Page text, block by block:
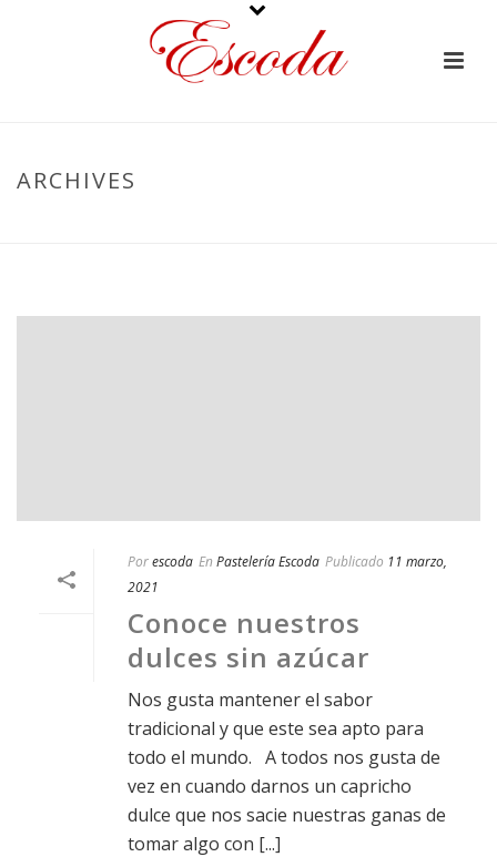
ARCHIVES
Porescoda En Pastelería Escoda Publicado 11 marzo,
2021
Conoce nuestros
dulces sin azúcar
Nos gusta mantener el sabor
tradicional y que este sea apto para
todo el mundo. A todos nos gusta de
vez en cuando darnos un capricho
dulce que nos sacie nuestras ganas de
tomar algo con [...]